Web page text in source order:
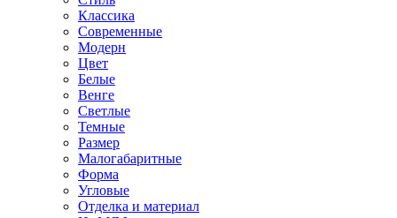
Классика
Современные
Модерн
Цвет
Белые
Венге
Светлые
Темные
Размер
Малогабаритные
Форма
Угловые
Отделка и материал